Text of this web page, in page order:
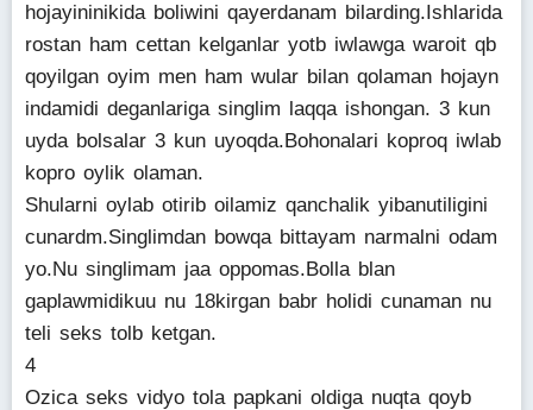
hojayininikida boliwini qayerdanam bilarding.Ishlarida
rostan ham cettan kelganlar yotb iwlawga waroit qb
qoyilgan oyim men ham wular bilan qolaman hojayn
indamidi deganlariga singlim laqqa ishongan. 3 kun
uyda bolsalar 3 kun uyoqda.Bohonalari koproq iwlab
kopro oylik olaman.
Shularni oylab otirib oilamiz qanchalik yibanutiligini
cunardm.Singlimdan bowqa bittayam narmalni odam
yo.Nu singlimam jaa oppomas.Bolla blan
gaplawmidikuu nu 18kirgan babr holidi cunaman nu
teli seks tolb ketgan.
4
Ozica seks vidyo tola papkani oldiga nuqta qoyb